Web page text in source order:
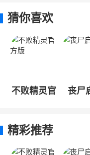
猜你喜欢
不败精灵官
丧尸
精彩推荐